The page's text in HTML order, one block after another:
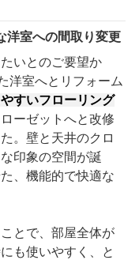
洋室への間取り変更
いとのご要望か
洋室へとリフォーム
すいフローリング
ーゼットへと改修
。壁と天井のクロ
印象の空間が誕
、機能的で快適な
とで、部屋全体が
も使いやすく、と